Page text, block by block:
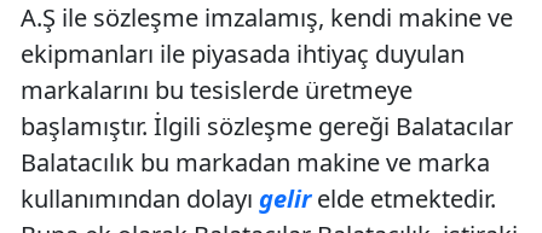
A.Ş ile sözleşme imzalamış, kendi makine ve
ekipmanları ile piyasada ihtiyaç duyulan
markalarını bu tesislerde üretmeye
başlamıştır. İlgili sözleşme gereği Balatacılar
Balatacılık bu markadan makine ve marka
kullanımından dolayı gelirelde etmektedir.